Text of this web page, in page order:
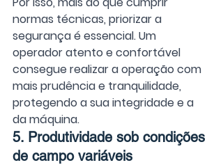
normas técnicas, priorizar a
segurança é essencial. Um
operador atento e confortável
consegue realizar a operação com
mais prudência e tranquilidade,
protegendo a sua integridade e a
da máquina.
5. Produtividade sob condições
de campo variáveis